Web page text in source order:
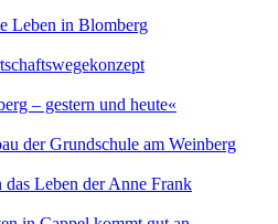
Leben in Blomberg
– gestern und heute«
der Grundschule am Weinberg
das Leben der Anne Frank